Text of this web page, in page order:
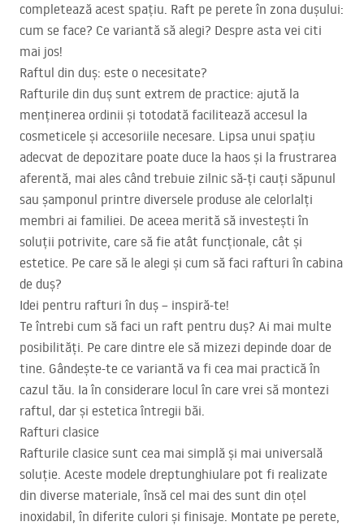
completează acest spațiu. Raft pe perete în zona dușului:
cum se face? Ce variantă să alegi? Despre asta vei citi
mai jos!
Raftul din duș: este o necesitate?
Rafturile din duș sunt extrem de practice: ajută la
menținerea ordinii și totodată facilitează accesul la
cosmeticele și accesoriile necesare. Lipsa unui spațiu
adecvat de depozitare poate duce la haos și la frustrarea
aferentă, mai ales când trebuie zilnic să-ți cauți săpunul
sau șamponul printre diversele produse ale celorlalți
membri ai familiei. De aceea merită să investești în
soluții potrivite, care să fie atât funcționale, cât și
estetice. Pe care să le alegi și cum să faci rafturi în cabina
de duș?
Idei pentru rafturi în duș – inspiră-te!
Te întrebi cum să faci un raft pentru duș? Ai mai multe
posibilități. Pe care dintre ele să mizezi depinde doar de
tine. Gândește-te ce variantă va fi cea mai practică în
cazul tău. Ia în considerare locul în care vrei să montezi
raftul, dar și estetica întregii băi.
Rafturi clasice
Rafturile clasice sunt cea mai simplă și mai universală
soluție. Aceste modele dreptunghiulare pot fi realizate
din diverse materiale, însă cel mai des sunt din oțel
inoxidabil, în diferite culori și finisaje. Montate pe perete,